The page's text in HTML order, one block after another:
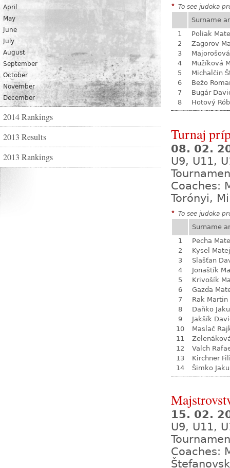
April
May
June
July
August
September
October
November
December
2014 Rankings
2013 Results
2013 Rankings
* To see judoka
Surname
1
Poliak
2
Zagorov
3
4
Mužíková
5
Michalčin
6
Bežo
7
Bugár
8
Hotový
Turnaj
08. 02.
U9, U11,
Coaches:
Torónyi,
* To see judoka
Surname
1
Pecha
2
Kysel Matej
3
Slašťan
4
Jonaštík
5
Krivošík
6
Gazda
7
Rak Martin
8
Daňko
9
Jakšík
10
Maslač
11
12
Valch
13
Kirchner
14
Šimko
15. 02.
U9, U11,
Coaches: